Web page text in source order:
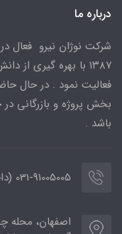
درباره ما
شرکت نوژان نیرو فعال
۱۳۸۷ با بهره گیری
بخش پروژه و بازرگانی
باشد .
031-91005005 (داخلی 104)
اصفهان، محله